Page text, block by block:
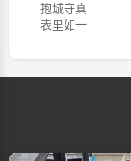
抱城守真
表里如一